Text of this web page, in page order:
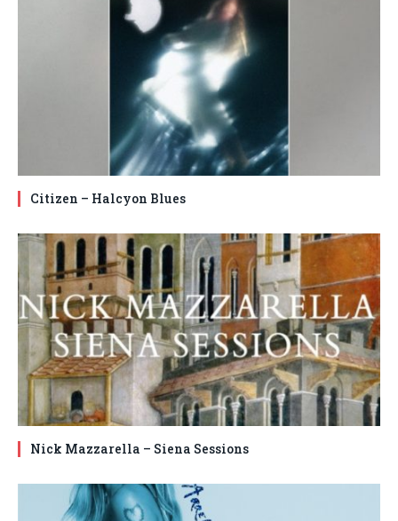
Citizen – Halcyon Blues
Nick Mazzarella – Siena Sessions